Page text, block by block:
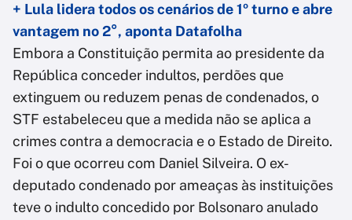
+ Lula lidera todos os cenários de 1º turno e abre
vantagem no 2°, aponta Datafolha
Embora a Constituição permita ao presidente da
República conceder indultos, perdões que
extinguem ou reduzem penas de condenados, o
STF estabeleceu que a medida não se aplica a
crimes contra a democracia e o Estado de Direito.
Foi o que ocorreu com Daniel Silveira. O ex-
deputado condenado por ameaças às instituições
teve o indulto concedido por Bolsonaro anulado